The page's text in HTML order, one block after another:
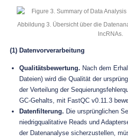
Abbildung 3. Übersicht über die
lncRNAs.
(1) Datenvorverarbeitung
Qualitätsbewertung. Nach dem
Dateien) wird die Qualität der
der Verteilung der
GC-Gehalts, mit FastQC v0.11.3
Datenfilterung. Die ursprünglichen
niedrigqualitative Reads und
der Datenanalyse sicherzustellen,